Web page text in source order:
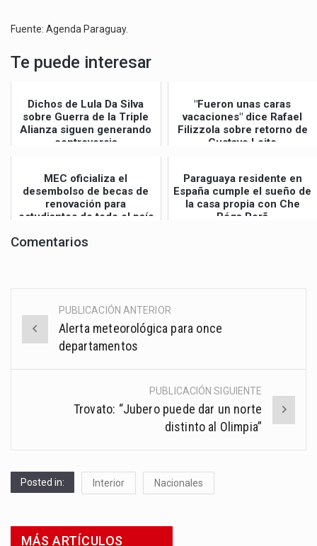
Fuente: Agenda Paraguay.
Te puede interesar
Dichos de Lula Da Silva
sobre Guerra de la Triple
Alianza siguen generando
controversia
"Fueron unas caras
vacaciones" dice Rafael
Filizzola sobre retorno de
Gustavo Leite
MEC oficializa el
desembolso de becas de
renovación para
estudiantes de todo el país
Paraguaya residente en
España cumple el sueño de
la casa propia con Che
Róga Porã
Comentarios
Post
navigation
PUBLICACIÓN ANTERIOR
Alerta meteorológica para once
departamentos
PUBLICACIÓN SIGUIENTE
Trovato: “Jubero puede dar un norte
distinto al Olimpia”
Posted in: Interior Nacionales
MÁS ARTÍCULOS